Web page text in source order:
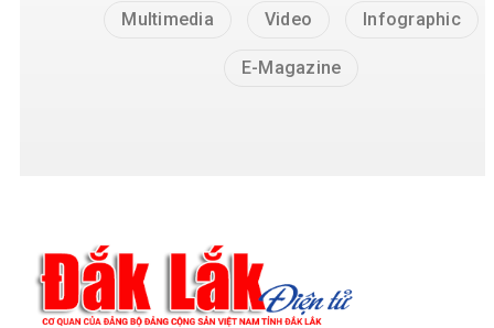
Multimedia Video Infographic
E-Magazine